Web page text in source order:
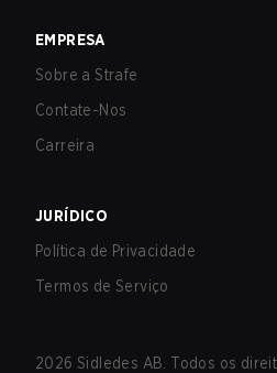
EMPRESA
Sobre a Strafe
Contate-Nos
Carreira
JURÍDICO
Política de Privacidade
Termos de Serviço
2026 Sidledes AB. Todos os